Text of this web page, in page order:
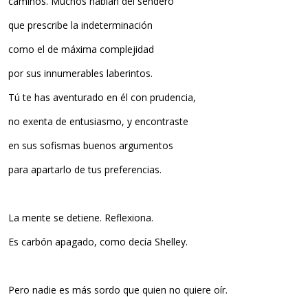
que prescribe la indeterminación
como el de máxima complejidad
por sus innumerables laberintos.
Tú te has aventurado en él con prudencia,
no exenta de entusiasmo, y encontraste
en sus sofismas buenos argumentos
para apartarlo de tus preferencias.
La mente se detiene. Reflexiona.
Es carbón apagado, como decía Shelley.
Pero nadie es más sordo que quien no quiere oír.